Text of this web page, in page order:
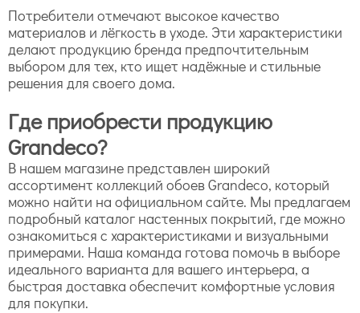
Потребители отмечают высокое качество
материалов и лёгкость в уходе. Эти характеристики
делают продукцию бренда предпочтительным
выбором для тех, кто ищет надёжные и стильные
решения для своего дома.
Где приобрести продукцию
Grandeco?
В нашем магазине представлен широкий
ассортимент коллекций обоев Grandeco, который
можно найти на официальном сайте. Мы предлагаем
подробный каталог настенных покрытий, где можно
ознакомиться с характеристиками и визуальными
примерами. Наша команда готова помочь в выборе
идеального варианта для вашего интерьера, а
быстрая доставка обеспечит комфортные условия
для покупки.